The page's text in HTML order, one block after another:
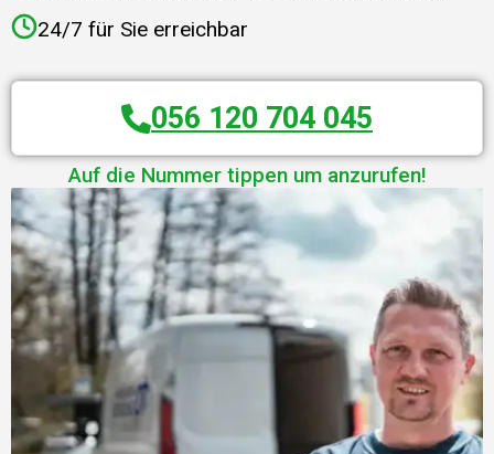
24/7 für Sie erreichbar
056 120 704 045
Auf die Nummer tippen um anzurufen!